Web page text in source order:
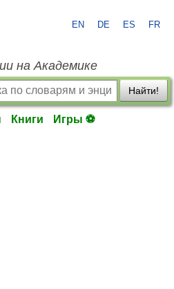
EN DE ES FR
на Академике
Найти!
Книги Игры ⚽